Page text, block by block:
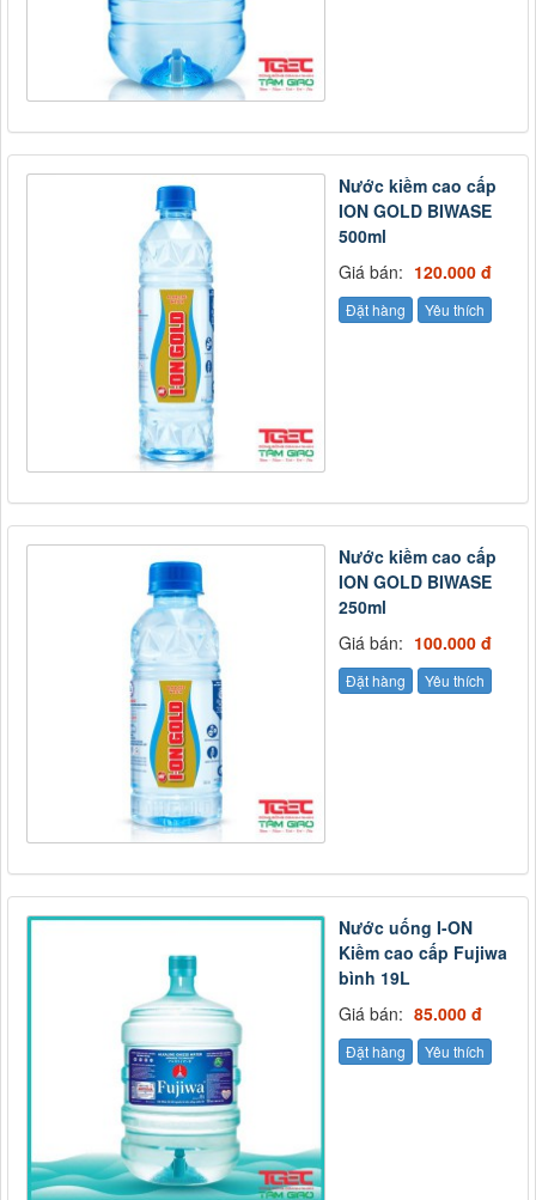
Nước kiềm cao cấp
ION GOLD BIWASE
500ml
Giá bán: 120.000 đ
Đặt hàng Yêu thích
Nước kiềm cao cấp
ION GOLD BIWASE
250ml
Giá bán: 100.000 đ
Đặt hàng Yêu thích
Nước uống I-ON
Kiềm cao cấp Fujiwa
bình 19L
Giá bán: 85.000 đ
Đặt hàng Yêu thích